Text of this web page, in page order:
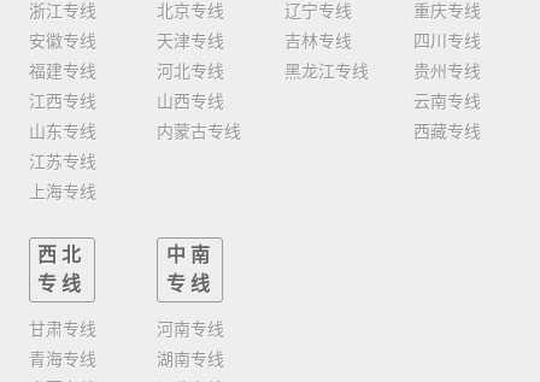
浙江专线
安徽专线
福建专线
江西专线
山东专线
江苏专线
上海专线
北京专线
天津专线
河北专线
山西专线
内蒙古专线
辽宁专线
吉林专线
黑龙江专线
重庆专线
四川专线
贵州专线
云南专线
西藏专线
西北
专线
甘肃专线
青海专线
中南
专线
河南专线
湖南专线